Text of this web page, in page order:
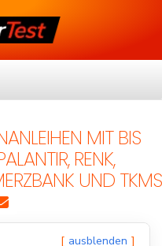
MIT BIS
RENK,
UND TKMS
ausblenden